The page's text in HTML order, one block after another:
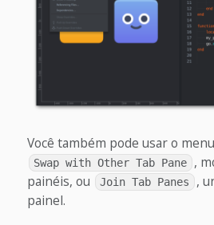
Você também pode usar o
Swap with Other Tab Pane
,
painéis, ou
Join Tab Panes
,
painel.